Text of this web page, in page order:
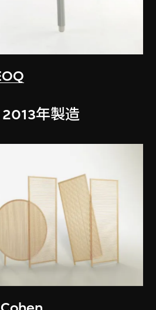
年製造